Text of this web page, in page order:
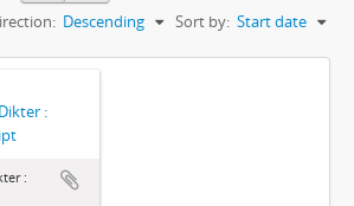
Sort by: Start date
Descending
:
: